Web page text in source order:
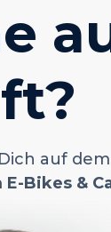
auf
E-Bikes&